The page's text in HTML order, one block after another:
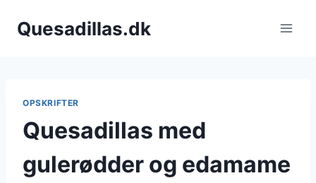
Quesadillas.dk
OPSKRIFTER
Quesadillas med
gulerødder og edamame